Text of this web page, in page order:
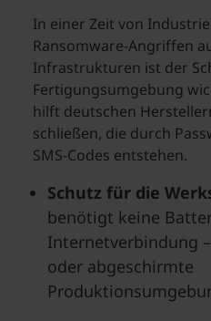
In einer Zeit von
Ransomware-Angriffen
Infrastrukturen ist der
Fertigungsumgebung
hilft deutschen
schließen, die durch
SMS-Codes entstehen.
Schutz für die
benötigt keine
Internetverbindung
oder abgeschirmte